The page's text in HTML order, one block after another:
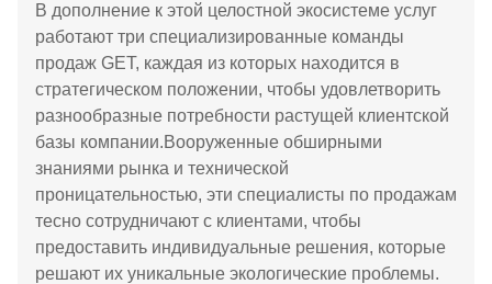
В дополнение к этой целостной экосистеме услуг
работают три специализированные команды
продаж GET, каждая из которых находится в
стратегическом положении, чтобы удовлетворить
разнообразные потребности растущей клиентской
базы компании.Вооруженные обширными
знаниями рынка и технической
проницательностью, эти специалисты по продажам
тесно сотрудничают с клиентами, чтобы
предоставить индивидуальные решения, которые
решают их уникальные экологические проблемы.